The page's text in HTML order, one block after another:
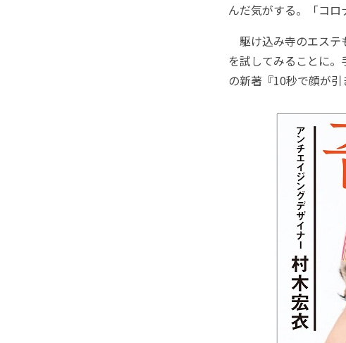
んだ気がする。「コロ
駆け込み寺のエステ
を試してみることに
の新著『10秒で顔が